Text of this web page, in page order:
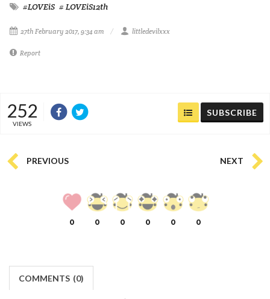
#LOVEiS # LOVEiS12th
27th February 2017, 9:34 am littledevilxxx
Report
252
VIEWS
SUBSCRIBE
PREVIOUS NEXT
0 0 0 0 0 0
COMMENTS (0)